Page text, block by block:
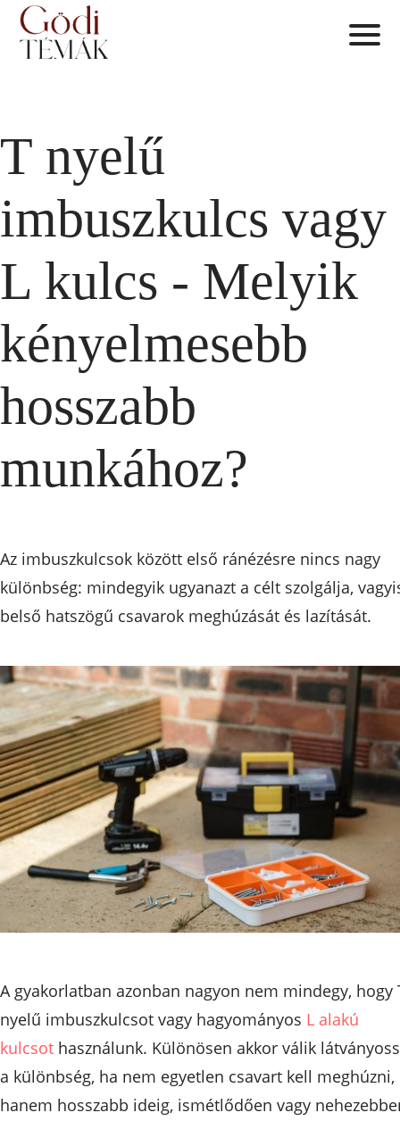
T nyelű
imbuszkulcs vagy
L kulcs - Melyik
kényelmesebb
hosszabb
munkához?
Az imbuszkulcsok között első ránézésre nincs nagy
különbség: mindegyik ugyanazt a célt szolgálja,
belső hatszögű csavarok meghúzását és lazítását.
A gyakorlatban azonban nagyon nem mindegy, hogy
nyelű imbuszkulcsot vagy hagyományos L alakú
kulcsot használunk. Különösen akkor válik
a különbség, ha nem egyetlen csavart kell meghúzni,
hanem hosszabb ideig, ismétlődően vagy